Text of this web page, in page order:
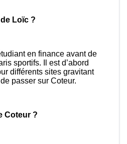
Loïc ?
en finance avant de
sportifs. Il est d’abord
différents sites gravitant
passer sur Coteur.
Coteur ?